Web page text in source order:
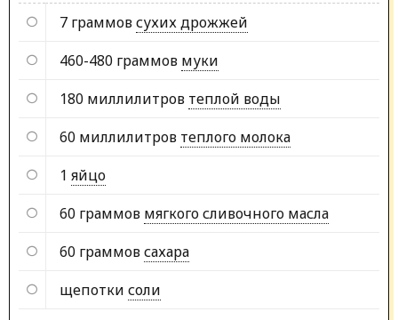
7 граммовсухих дрожжей
460-480 граммов муки
180 миллилитров теплой воды
60 миллилитров теплого молока
1 яйцо
60 граммов мягкого сливочного масла
60 граммовсахара
щепотки соли